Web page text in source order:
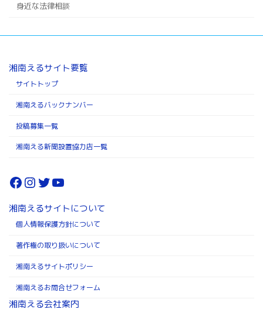
身近な法律相談
湘南えるサイト要覧
サイトトップ
湘南えるバックナンバー
投稿募集一覧
湘南える新聞設置協力店一覧
Facebook
Instagram
Twitter
YouTube
湘南えるサイトについて
個人情報保護方針について
著作権の取り扱いについて
湘南えるサイトポリシー
湘南えるお問合せフォーム
湘南える会社案内